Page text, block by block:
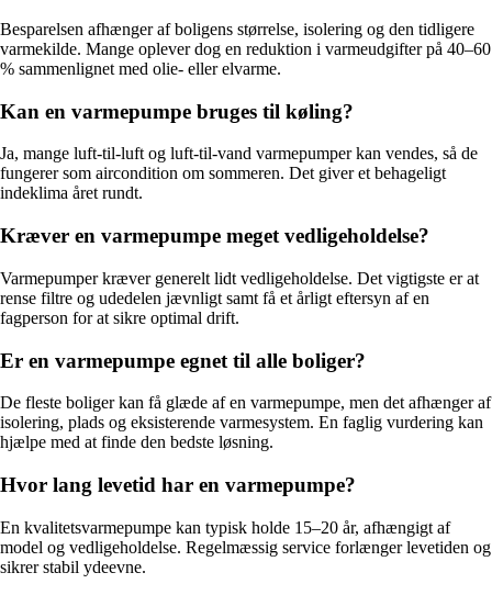
Besparelsen afhænger af boligens størrelse, isolering og den tidligere
varmekilde. Mange oplever dog en reduktion i varmeudgifter på 40–60
% sammenlignet med olie- eller elvarme.
Kan en varmepumpe bruges til køling?
Ja, mange luft-til-luft og luft-til-vand varmepumper kan vendes, så de
fungerer som aircondition om sommeren. Det giver et behageligt
indeklima året rundt.
Kræver en varmepumpe meget vedligeholdelse?
Varmepumper kræver generelt lidt vedligeholdelse. Det vigtigste er at
rense filtre og udedelen jævnligt samt få et årligt eftersyn af en
fagperson for at sikre optimal drift.
Er en varmepumpe egnet til alle boliger?
De fleste boliger kan få glæde af en varmepumpe, men det afhænger af
isolering, plads og eksisterende varmesystem. En faglig vurdering kan
hjælpe med at finde den bedste løsning.
Hvor lang levetid har en varmepumpe?
En kvalitetsvarmepumpe kan typisk holde 15–20 år, afhængigt af
model og vedligeholdelse. Regelmæssig service forlænger levetiden og
sikrer stabil ydeevne.